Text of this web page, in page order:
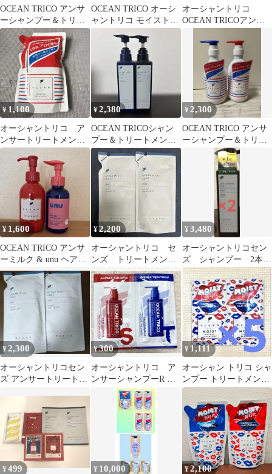
OCEAN TRICO アンサ
ーシャンプー＆トリー
トメント セット
OCEAN TRICO オーシ
ャントリコ モイストア
400ml×2 トリートメン
ト400ml×2 計4本セット
オーシャントリコ
OCEAN TRICOアンサ
ィショナー詰替
¥ 1,100
オーシャントリコ ア
ンサートリートメント
ヘアトリートメント
¥2,380
OCEAN TRICOシャン
プー＆トリートメント
2本セット
¥ 2,300
OCEAN TRICO アンサ
ーシャンプー＆トリー
トメントセット
¥ 1,600
OCEAN TRICO アンサ
ーミルク & unu ヘアオ
イル
¥2,200
オーシャントリコ セ
ンズ トリートメン
ト 280g x 2
¥3,480
オーシャントリコセン
ズ シャンプー 2本セ
ット
¥2,300
オーシャントリコセン
ズ アンサートリートメ
¥300
オーシャントリコ ア
ンサーシャンプーR ア
ンサートリートメント
R サンプル
¥ 1,111
オーシャン トリコ シャ
ンプー トリートメント
モイスト 5セット
¥499 ¥ 10,000 ¥2,100